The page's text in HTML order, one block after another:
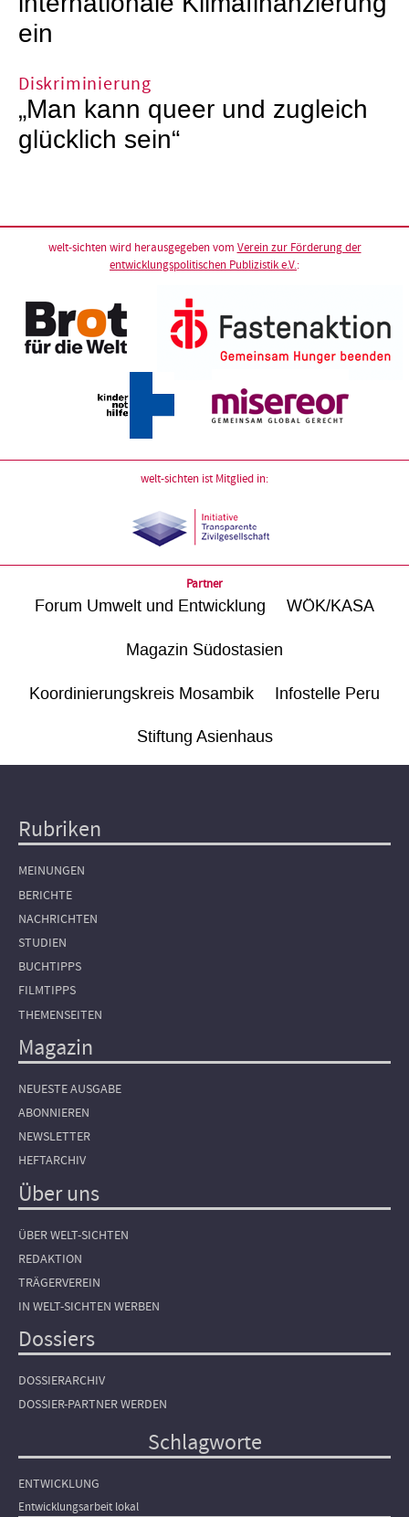
ein
Diskriminierung
„Man kann queer und zugleich
glücklich sein“
welt-sichten wird herausgegeben vom Verein zur Förderung der
entwicklungspolitischen Publizistik e.V.:
welt-sichten ist Mitglied in:
Partner
Forum Umwelt und Entwicklung WÖK/KASA
Magazin Südostasien
Koordinierungskreis Mosambik Infostelle Peru
Stiftung Asienhaus
Hauptnavigation
Rubriken
MEINUNGEN
BERICHTE
NACHRICHTEN
STUDIEN
BUCHTIPPS
FILMTIPPS
THEMENSEITEN
Magazin
NEUESTE AUSGABE
ABONNIEREN
NEWSLETTER
HEFTARCHIV
Über uns
ÜBER WELT-SICHTEN
REDAKTION
TRÄGERVEREIN
IN WELT-SICHTEN WERBEN
Dossiers
DOSSIERARCHIV
DOSSIER-PARTNER WERDEN
Schlagworte
ENTWICKLUNG
Entwicklungsarbeit lokal